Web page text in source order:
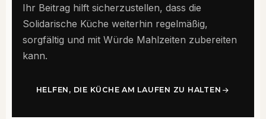
Ihr Beitrag hilft sicherzustellen, dass die
Solidarische Küche weiterhin regelmäßig,
sorgfältig und mit Würde Mahlzeiten zubereiten
kann.
HELFEN, DIE KÜCHE AM LAUFEN ZU HALTEN